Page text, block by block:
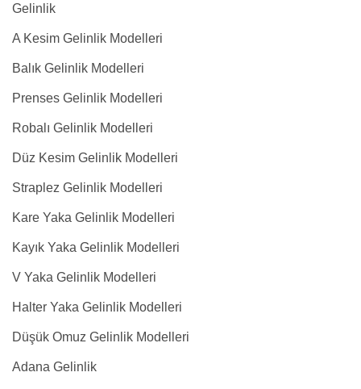
Gelinlik
A Kesim Gelinlik Modelleri
Balık Gelinlik Modelleri
Prenses Gelinlik Modelleri
Robalı Gelinlik Modelleri
Düz Kesim Gelinlik Modelleri
Straplez Gelinlik Modelleri
Kare Yaka Gelinlik Modelleri
Kayık Yaka Gelinlik Modelleri
V Yaka Gelinlik Modelleri
Halter Yaka Gelinlik Modelleri
Düşük Omuz Gelinlik Modelleri
Adana Gelinlik